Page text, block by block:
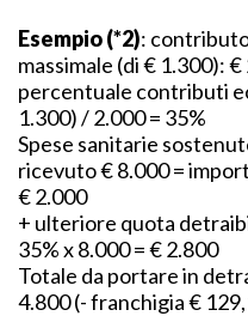
Esempio (*2):
massimale (di € 1.300):
percentuale contributi
1.300) / 2.000 = 35%
Spese sanitarie
ricevuto € 8.000 =
€ 2.000
+ ulteriore quota
35% x 8.000 = € 2.800
Totale da portare in
4.800 (- franchigia €